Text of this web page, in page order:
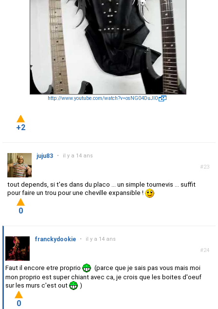
http://www.youtube.com/watch?v=osNG04DuJI0
+2
#23
juju83 • il y a 14 ans
tout depends, si t'es dans du placo ... un simple tournevis ... suffit
pour faire un trou pour une cheville expansible !
0
#24
franckydookie • il y a 14 ans
Faut il encore etre proprio
(parce que je sais pas vous mais moi
mon proprio est super chiant avec ca, je crois que les boites d'oeuf
sur les murs c'est out
)
0